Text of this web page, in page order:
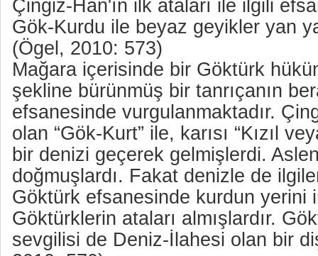
Çingiz-Han'ın ilk ataları ile ilgili
Gök-Kurdu ile beyaz geyikler yan
(Ögel, 2010: 573)
Mağara içerisinde bir Göktürk
şekline bürünmüş bir tanrıçanın
efsanesinde vurgulanmaktadır.
olan “Gök-Kurt” ile, karısı “Kızıl
bir denizi geçerek gelmişlerdi.
doğmuşlardı. Fakat denizle de
Göktürk efsanesinde kurdun yerini
Göktürklerin ataları almışlardır.
sevgilisi de Deniz-İlahesi olan bir